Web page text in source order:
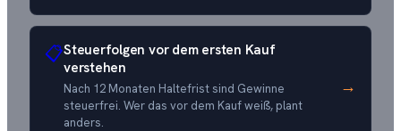
📋Steuerfolgen vor dem ersten Kauf
verstehen
Nach 12 Monaten Haltefrist sind Gewinne
steuerfrei. Wer das vor dem Kauf weiß, plant
anders.
→